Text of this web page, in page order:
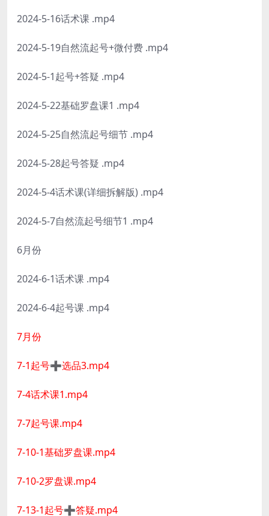
2024-5-16话术课 .mp4
2024-5-19自然流起号+微付费 .mp4
2024-5-1起号+答疑 .mp4
2024-5-22基础罗盘课1 .mp4
2024-5-25自然流起号细节 .mp4
2024-5-28起号答疑 .mp4
2024-5-4话术课(详细拆解版) .mp4
2024-5-7自然流起号细节1 .mp4
6月份
2024-6-1话术课 .mp4
2024-6-4起号课 .mp4
7月份
7-1起号➕选品3.mp4
7-4话术课1.mp4
7-7起号课.mp4
7-10-1基础罗盘课.mp4
7-10-2罗盘课.mp4
7-13-1起号➕答疑.mp4